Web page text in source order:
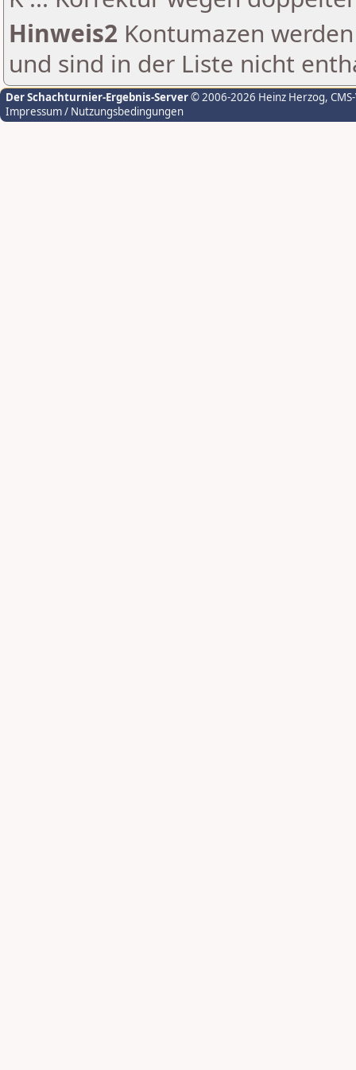
Hinweis2 Kontumazen
und sind in der Liste nicht
Der Schachturnier-Ergebnis-Server© 2006-2026 Heinz Herzog,
Impressum / Nutzungsbedingungen